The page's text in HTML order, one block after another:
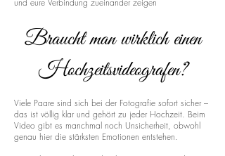
und eure Verbindung zueinander zeigen
Braucht man wirklich einen
Hochzeitsvideografen?
Viele Paare sind sich bei der Fotografie sofort sicher –
das ist völlig klar und gehört zu jeder Hochzeit. Beim
Video gibt es manchmal noch Unsicherheit, obwohl
genau hier die stärksten Emotionen entstehen.